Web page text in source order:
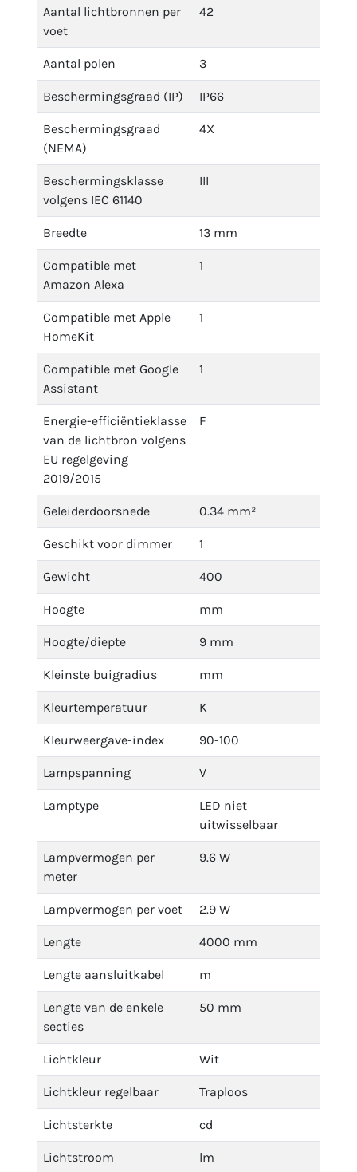
Aantal lichtbronnen per
voet
42
Aantal polen 3
Beschermingsgraad (IP) IP66
Beschermingsgraad
(NEMA)
4X
Beschermingsklasse
volgens IEC 61140
III
Breedte 13 mm
Compatible met
Amazon Alexa
1
Compatible met Apple
HomeKit
1
Compatible met Google
Assistant
1
Energie-efficiëntieklasse
van de lichtbron volgens
EU regelgeving
2019/2015
F
Geleiderdoorsnede 0.34 mm²
Geschikt voor dimmer 1
Gewicht 400
Hoogte mm
Hoogte/diepte 9 mm
Kleinste buigradius mm
Kleurtemperatuur K
Kleurweergave-index 90-100
Lampspanning V
Lamptype
LED niet
uitwisselbaar
Lampvermogen per
meter
9.6 W
Lampvermogen per voet 2.9 W
Lengte 4000 mm
Lengte aansluitkabel m
Lengte van de enkele
secties
50 mm
Lichtkleur Wit
Lichtkleur regelbaar Traploos
Lichtsterkte cd
Lichtstroom lm